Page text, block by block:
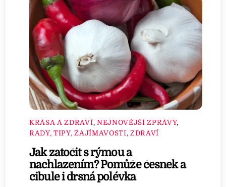
KRÁSA A ZDRAVÍ, NEJNOVĚJŠÍ ZPRÁVY,
RADY, TIPY, ZAJÍMAVOSTI, ZDRAVÍ
Jak zatočit s rýmou a
nachlazením? Pomůže česnek a
cibule i drsná polévka